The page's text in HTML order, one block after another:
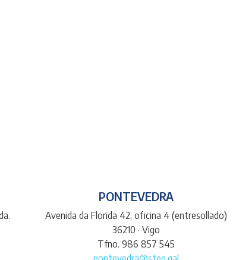
PONTEVEDRA
Avenida da Florida 42, oficina 4 (entresollado)
36210 · Vigo
Tfno. 986 857 545